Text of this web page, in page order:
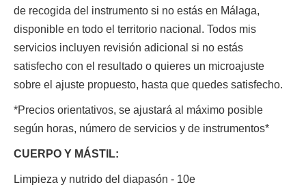
de recogida del instrumento si no estás en Málaga,
disponible en todo el territorio nacional. Todos mis
servicios incluyen revisión adicional si no estás
satisfecho con el resultado o quieres un microajuste
sobre el ajuste propuesto, hasta que quedes satisfecho.
*Precios orientativos, se ajustará al máximo posible
según horas, número de servicios y de instrumentos*
CUERPO Y MÁSTIL:
Limpieza y nutrido del diapasón - 10e